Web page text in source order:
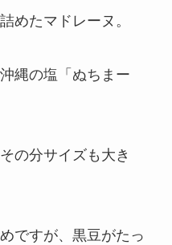
めたマドレーヌ。
縄の塩「ぬちまー
の分サイズも大き
ですが、黒豆がたっ